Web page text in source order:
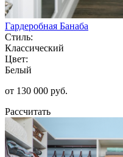
Гардеробная Банаба
Стиль:
Классический
Цвет:
Белый
от 130 000 руб.
Рассчитать